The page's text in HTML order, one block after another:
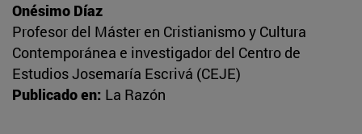
Onésimo Díaz
Profesor del Máster en Cristianismo y Cultura
Contemporánea e investigador del Centro de
Estudios Josemaría Escrivá (CEJE)
Publicado en: La Razón